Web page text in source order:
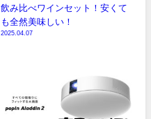
飲み比べワインセット！安くて
も全然美味しい！
2025.04.07